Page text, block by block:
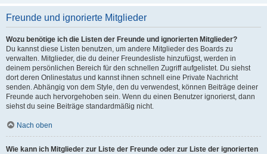
Freunde und ignorierte Mitglieder
Wozu benötige ich die Listen der Freunde und ignorierten Mitglieder?
Du kannst diese Listen benutzen, um andere Mitglieder des Boards zu
verwalten. Mitglieder, die du deiner Freundesliste hinzufügst, werden in
deinem persönlichen Bereich für den schnellen Zugriff aufgelistet. Du siehst
dort deren Onlinestatus und kannst ihnen schnell eine Private Nachricht
senden. Abhängig von dem Style, den du verwendest, können Beiträge deiner
Freunde auch hervorgehoben sein. Wenn du einen Benutzer ignorierst, dann
siehst du seine Beiträge standardmäßig nicht.
Nach oben
Wie kann ich Mitglieder zur Liste der Freunde oder zur Liste der ignorierten